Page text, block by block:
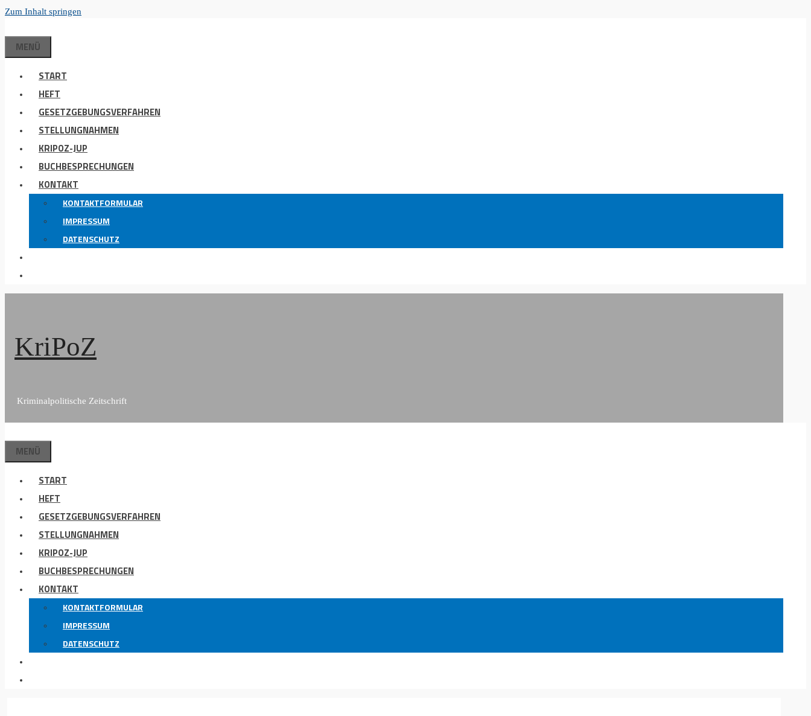
Zum Inhalt springen
MENÜ
START
HEFT
GESETZGEBUNGSVERFAHREN
STELLUNGNAHMEN
KRIPOZ-JUP
BUCHBESPRECHUNGEN
KONTAKT
KONTAKTFORMULAR
IMPRESSUM
DATENSCHUTZ
KriPoZ
Kriminalpolitische Zeitschrift
MENÜ
START
HEFT
GESETZGEBUNGSVERFAHREN
STELLUNGNAHMEN
KRIPOZ-JUP
BUCHBESPRECHUNGEN
KONTAKT
KONTAKTFORMULAR
IMPRESSUM
DATENSCHUTZ